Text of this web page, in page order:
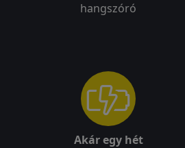
hangszóró
Akár egy hét